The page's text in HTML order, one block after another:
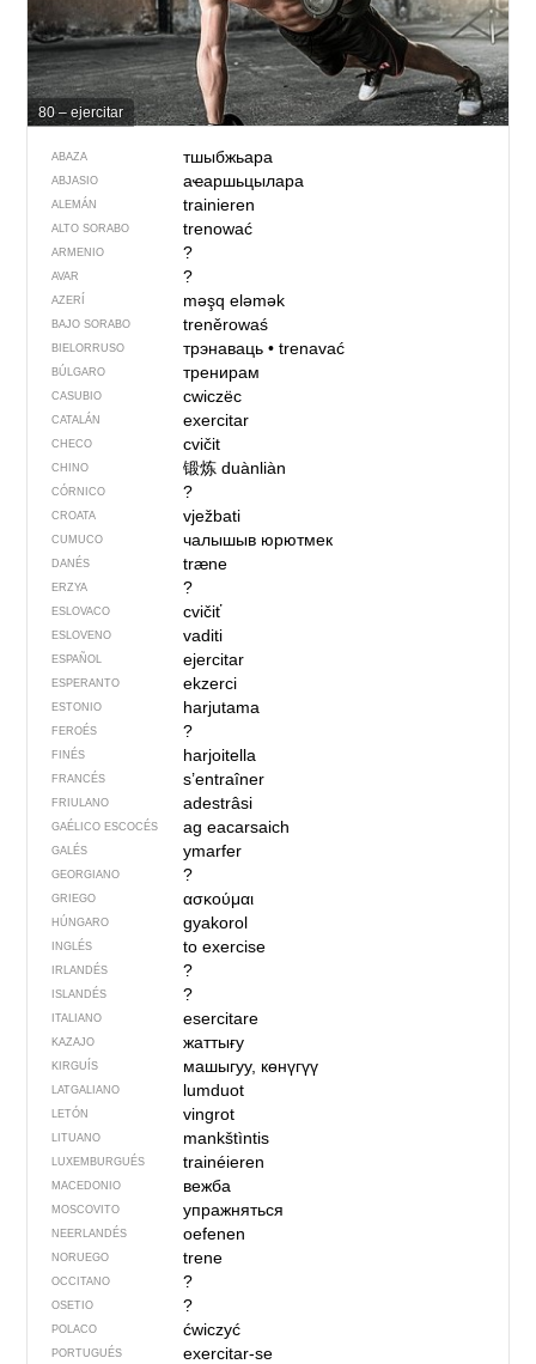
80 – ejercitar
ABAZA тшыбжьара
ABJASIO аҽаршьцылара
ALEMÁN trainieren
ALTO SORABO trenować
ARMENIO ?
AVAR ?
AZERÍ məşq eləmək
BAJO SORABO treněrowaś
BIELORRUSO трэнаваць• trenavać
BÚLGARO тренирам
CASUBIO cwiczëc
CATALÁN exercitar
CHECO cvičit
CHINO 锻炼duànliàn
CÓRNICO ?
CROATA vježbati
CUMUCO чалышыв юрютмек
DANÉS træne
ERZYA ?
ESLOVACO cvičiť
ESLOVENO vaditi
ESPAÑOL ejercitar
ESPERANTO ekzerci
ESTONIO harjutama
FEROÉS ?
FINÉS harjoitella
FRANCÉS s’entraîner
FRIULANO adestrâsi
GAÉLICO ESCOCÉS ag eacarsaich
GALÉS ymarfer
GEORGIANO ?
GRIEGO ασκούμαι
HÚNGARO gyakorol
INGLÉS to exercise
IRLANDÉS ?
ISLANDÉS ?
ITALIANO esercitare
KAZAJO жаттығу
KIRGUÍS машыгуу, көнүгүү
LATGALIANO lumduot
LETÓN vingrot
LITUANO mankštìntis
LUXEMBURGUÉS trainéieren
MACEDONIO вежба
MOSCOVITO упражняться
NEERLANDÉS oefenen
NORUEGO trene
OCCITANO ?
OSETIO ?
POLACO ćwiczyć
PORTUGUÉS exercitar-se